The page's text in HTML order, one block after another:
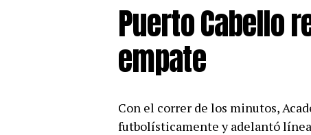
Puerto Cabello
empate
Con el correr de los minutos,
futbolísticamente y adelantó